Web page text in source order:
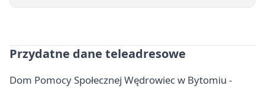
Przydatne dane teleadresowe
Dom Pomocy Społecznej Wędrowiec w Bytomiu -